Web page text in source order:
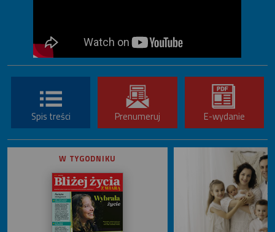
Spis treści Prenumeruj E-wydanie
W TYGODNIKU